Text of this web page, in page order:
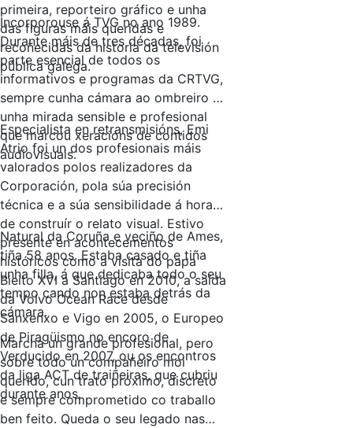
primeira, reporteiro gráfico e unha
das figuras máis queridas e
recoñecidas da historia da televisión
pública galega.
Incorporouse á TVG no ano 1989.
Durante máis de tres décadas, foi
parte esencial de todos os
informativos e programas da CRTVG,
sempre cunha cámara ao ombreiro e
unha mirada sensible e profesional
que marcou xeracións de contidos
audiovisuais.
Especialista en retransmisións, Emi
Atrio foi un dos profesionais máis
valorados polos realizadores da
Corporación, pola súa precisión
técnica e a súa sensibilidade á hora
de construír o relato visual. Estivo
presente en acontecementos
históricos como a visita do papa
Bieito XVI a Santiago en 2010, a saída
da Volvo Ocean Race desde
Sanxenxo e Vigo en 2005, o Europeo
de Piragüismo no encoro de
Verducido en 2007, ou os encontros
da liga ACT de traiñeiras, que cubriu
durante anos.
Natural da Coruña e veciño de Ames,
tiña 58 anos. Estaba casado e tiña
unha filla, á que dedicaba todo o seu
tempo cando non estaba detrás da
cámara.
Marcha un grande profesional, pero
sobre todo un compañeiro moi
querido, cun trato próximo, discreto
e sempre comprometido co traballo
ben feito. Queda o seu legado nas